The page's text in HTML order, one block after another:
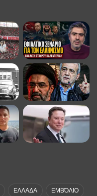
ΕΛΛΑΔΑ ΕΜΒΌΛΙΟ